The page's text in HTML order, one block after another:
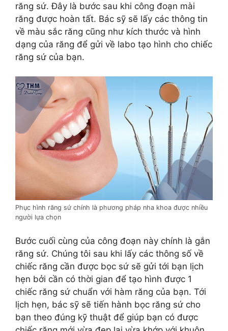
răng sứ. Đây là bước sau khi công đoạn mài
răng được hoàn tất. Bác sỹ sẽ lấy các thông tin
về màu sắc răng cũng như kích thước và hình
dạng của răng để gửi về labo tạo hình cho chiếc
răng sứ của bạn.
Phục hình răng sứ chính là phương pháp nha khoa được nhiều
người lựa chọn
Bước cuối cùng của công đoạn này chính là gắn
răng sứ. Chúng tôi sau khi lấy các thông số về
chiếc răng cần được bọc sứ sẽ gửi tới bạn lịch
hẹn bởi cần có thời gian để tạo hình được 1
chiếc răng sứ chuẩn với hàm răng của bạn. Tới
lịch hẹn, bác sỹ sẽ tiến hành bọc răng sứ cho
bạn theo đúng kỹ thuật để giúp bạn có được